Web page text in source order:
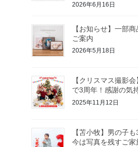
2026年6月16日
【お知らせ】一部
ご案内
2026年5月18日
【クリスマス撮影
で3周年！感謝の気
2025年11月12日
【苫小牧】男の子
今は写真を残すご